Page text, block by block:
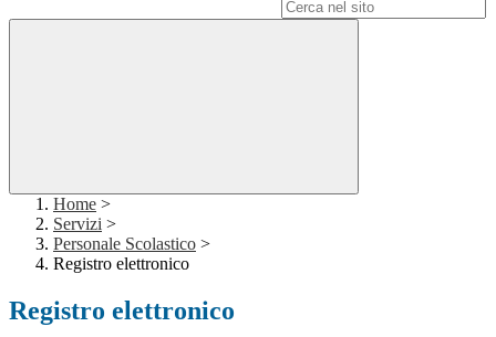
Home >
Servizi >
Personale Scolastico >
Registro elettronico
Registro elettronico